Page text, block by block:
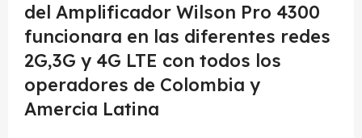
del Amplificador Wilson Pro 4300
funcionara en las diferentes redes
2G,3G y 4G LTE con todos los
operadores de Colombia y
Amercia Latina